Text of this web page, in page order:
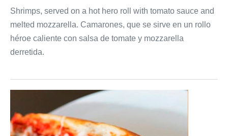
Shrimps, served on a hot hero roll with tomato sauce and
melted mozzarella. Camarones, que se sirve en un rollo
héroe caliente con salsa de tomate y mozzarella
derretida.
Parmigiana
Hero